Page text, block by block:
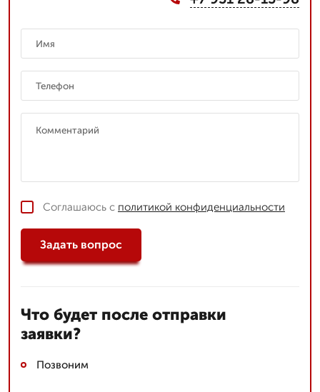
Соглашаюсь с политикой конфиденциальности
Задать вопрос
Что будет после отправки
заявки?
Позвоним